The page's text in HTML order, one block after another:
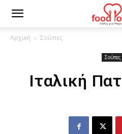
Αρχική Σούπες
Σούπες
Ιταλική